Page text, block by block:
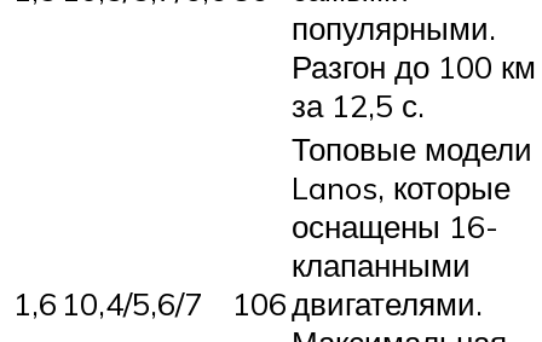
популярными.
Разгон до 100 км
за 12,5 с.
1,6 10,4/5,6/7 106
Топовые модели
Lanos, которые
оснащены 16-
клапанными
двигателями.